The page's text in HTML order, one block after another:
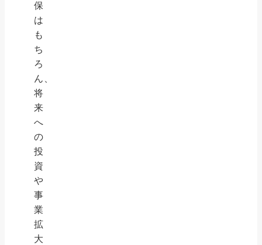
保
は
も
ち
ろ
ん、
将
来
へ
の
投
資
や
事
業
拡
大